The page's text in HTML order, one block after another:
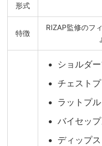
形式
特徴
RIZAP監修のフ
ショルダ
チェスト
ラットプ
バイセッ
ディップ